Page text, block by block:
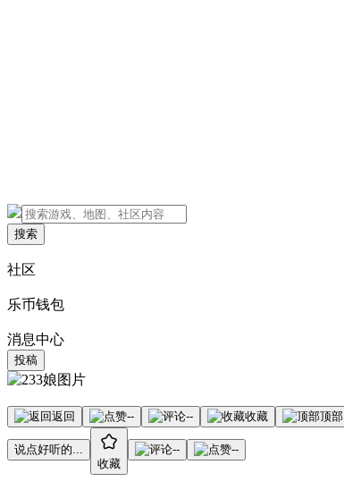
搜索
社区
乐币钱包
消息中心
投稿
返回 -- -- 收藏 顶部
说点好听的...
收藏
-- --